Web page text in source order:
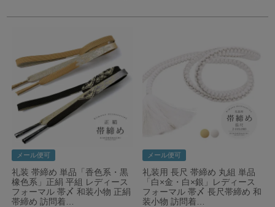
メール便可
礼装 帯締め 単品「香色系・黒
橡色系」正絹 平組 レディース
フォーマル 帯〆 和装小物 正絹
帯締め 訪問着…
メール便可
礼装用 長尺 帯締め 丸組 単品
「白×金・白×銀」レディース
フォーマル 帯〆 長尺帯締め 和
装小物 訪問着…